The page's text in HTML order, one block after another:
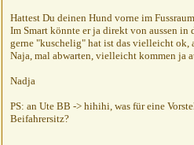
29.05.2002, 07:33
im Smart30.05.2002,12:27
13:44
Hattest Du deinen Hund vorne im
Im Smart könnte er ja direkt von aussen
gerne "kuschelig" hat ist das vielleicht ok,
Naja, mal abwarten, vielleicht kommen ja
Nadja
PS: an Ute BB -> hihihi, was für eine
Beifahrersitz?